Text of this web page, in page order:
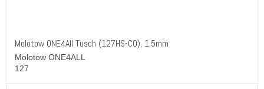
Molotow ONE4All Tusch (127HS-CO), 1,5mm
Molotow ONE4ALL
127